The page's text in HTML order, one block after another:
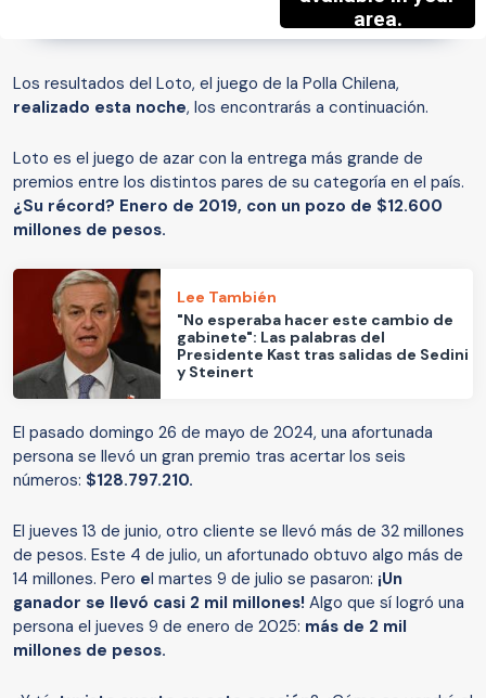
Los resultados del Loto, el juego de la Polla Chilena,
realizado esta noche, los encontrarás a continuación.
Loto es el juego de azar con la entrega más grande de
premios entre los distintos pares de su categoría en el país.
¿Su récord? Enero de 2019, con un pozo de $12.600
millones de pesos.
Lee También
"No esperaba hacer este cambio de
gabinete": Las palabras del
Presidente Kast tras salidas de Sedini
y Steinert
El pasado domingo 26 de mayo de 2024, una afortunada
persona se llevó un gran premio tras acertar los seis
números: $128.797.210.
El jueves 13 de junio, otro cliente se llevó más de 32 millones
de pesos. Este 4 de julio, un afortunado obtuvo algo más de
14 millones. Pero el martes 9 de julio se pasaron: ¡Un
ganador se llevó casi 2 mil millones! Algo que sí logró una
persona el jueves 9 de enero de 2025: más de 2 mil
millones de pesos.